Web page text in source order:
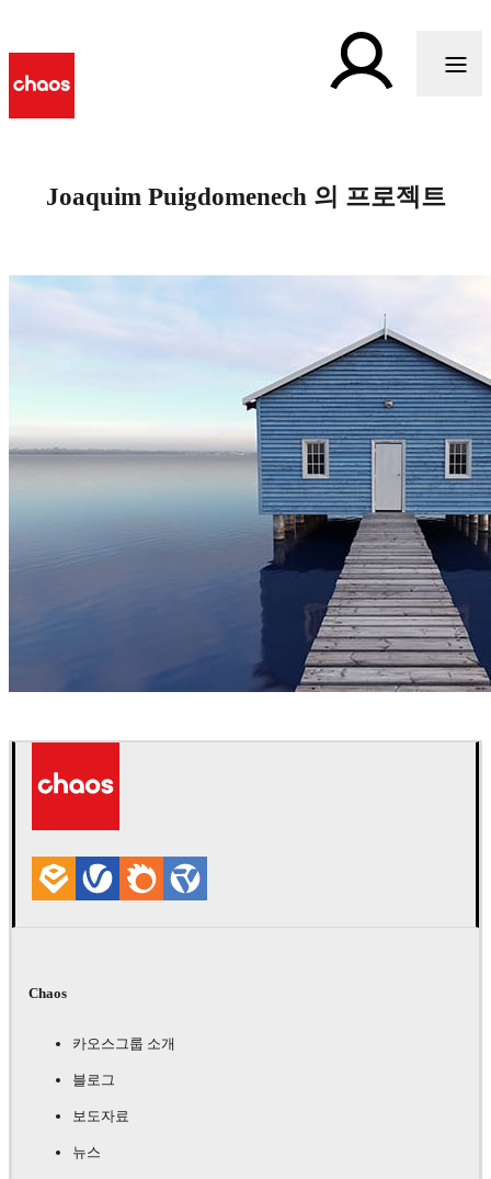
Joaquim Puigdomenech 의 프로젝트
Chaos
카오스그룹 소개
블로그
보도자료
뉴스